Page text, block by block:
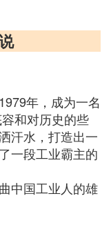
年，成为一名
和对历史的些
汗水，打造出一
一段工业霸主的
中国工业人的雄